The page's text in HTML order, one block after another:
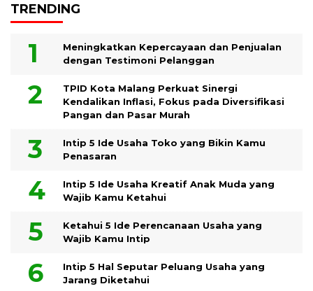
TRENDING
Meningkatkan Kepercayaan dan Penjualan
dengan Testimoni Pelanggan
TPID Kota Malang Perkuat Sinergi
Kendalikan Inflasi, Fokus pada Diversifikasi
Pangan dan Pasar Murah
Intip 5 Ide Usaha Toko yang Bikin Kamu
Penasaran
Intip 5 Ide Usaha Kreatif Anak Muda yang
Wajib Kamu Ketahui
Ketahui 5 Ide Perencanaan Usaha yang
Wajib Kamu Intip
Intip 5 Hal Seputar Peluang Usaha yang
Jarang Diketahui